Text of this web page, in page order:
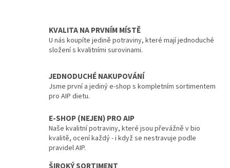
KVALITA NA PRVNÍM MÍSTĚ
U nás koupíte jedině potraviny, které mají jednoduché
složení s kvalitními surovinami.
JEDNODUCHÉ NAKUPOVÁNÍ
Jsme první a jediný e-shop s kompletním sortimentem
pro AIP dietu.
E-SHOP (NEJEN) PRO AIP
Naše kvalitní potraviny, které jsou převážně v bio
kvalitě, ocení každý - i když se nestravuje podle
pravidel AIP.